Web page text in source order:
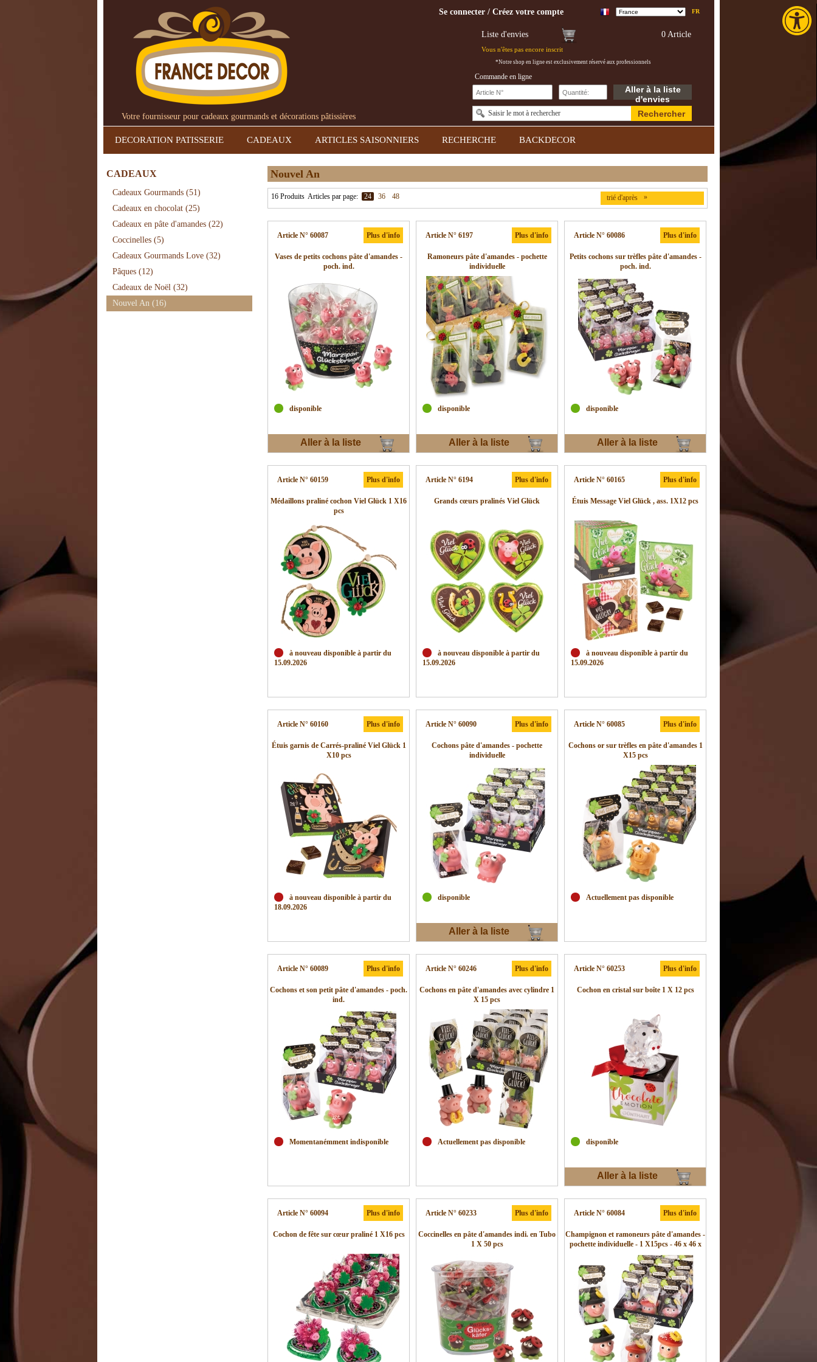
Votre fournisseur pour cadeaux gourmands et décorations pâtissières
Se connecter / Créez votre compte FR
Liste d'envies 0 Article
Vous n'êtes pas encore inscrit
*Notre shop en ligne est exclusivement réservé aux professionnels
Saisir le mot à rechercher Rechercher
Commande en ligne
Aller à la liste
d'envies
DECORATION PATISSERIE CADEAUX ARTICLES SAISONNIERS RECHERCHE BACKDECOR
CADEAUX
Cadeaux Gourmands (51)
Cadeaux en chocolat (25)
Cadeaux en pâte d'amandes (22)
Coccinelles (5)
Cadeaux Gourmands Love (32)
Pâques (12)
Cadeaux de Noël (32)
Nouvel An (16)
Nouvel An
16 Produits trié d'après »
Articles par page: 24 36 48
Article N° 60087 Plus d'info
Vases de petits cochons pâte d'amandes -
poch. ind.
disponible
Aller à la liste
Article N° 6197 Plus d'info
Ramoneurs pâte d'amandes - pochette
individuelle
disponible
Aller à la liste
Article N° 60086 Plus d'info
Petits cochons sur trèfles pâte d'amandes -
poch. ind.
disponible
Aller à la liste
Article N° 60159 Plus d'info
Médaillons praliné cochon Viel Glück 1 X16
pcs
à nouveau disponible à partir du
15.09.2026
Article N° 6194 Plus d'info
Grands cœurs pralinés Viel Glück
à nouveau disponible à partir du
15.09.2026
Article N° 60165 Plus d'info
Étuis Message Viel Glück , ass. 1X12 pcs
à nouveau disponible à partir du
15.09.2026
Article N° 60160 Plus d'info
Étuis garnis de Carrés-praliné Viel Glück 1
X10 pcs
à nouveau disponible à partir du
18.09.2026
Article N° 60090 Plus d'info
Cochons pâte d'amandes - pochette
individuelle
disponible
Aller à la liste
Article N° 60085 Plus d'info
Cochons or sur trèfles en pâte d'amandes 1
X15 pcs
Actuellement pas disponible
Article N° 60089 Plus d'info
Cochons et son petit pâte d'amandes - poch.
ind.
Momentanémment indisponible
Article N° 60246 Plus d'info
Cochons en pâte d'amandes avec cylindre 1
X 15 pcs
Actuellement pas disponible
Article N° 60253 Plus d'info
Cochon en cristal sur boîte 1 X 12 pcs
disponible
Aller à la liste
Article N° 60094 Plus d'info
Cochon de fête sur cœur praliné 1 X16 pcs
Article N° 60233 Plus d'info
Coccinelles en pâte d'amandes indi. en Tubo
1 X 50 pcs
Article N° 60084 Plus d'info
Champignon et ramoneurs pâte d'amandes -
pochette individuelle - 1 X15pcs - 46 x 46 x